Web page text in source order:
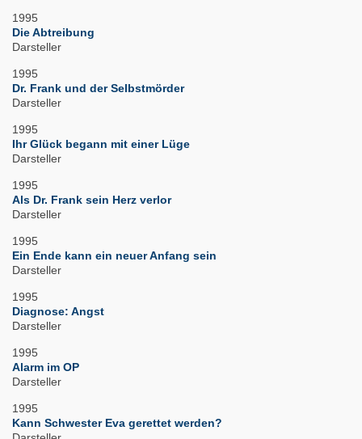
1995
Die Abtreibung
Darsteller
1995
Dr. Frank und der Selbstmörder
Darsteller
1995
Ihr Glück begann mit einer Lüge
Darsteller
1995
Als Dr. Frank sein Herz verlor
Darsteller
1995
Ein Ende kann ein neuer Anfang sein
Darsteller
1995
Diagnose: Angst
Darsteller
1995
Alarm im OP
Darsteller
1995
Kann Schwester Eva gerettet werden?